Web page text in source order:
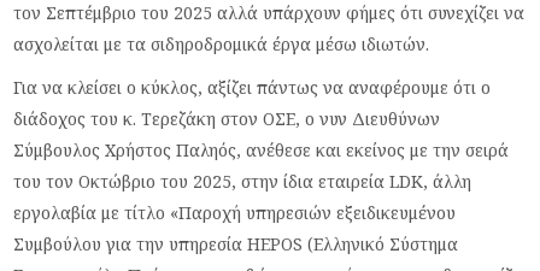
τον Σεπτέμβριο του 2025 αλλά υπάρχουν φήμες ότι συνεχίζει να
ασχολείται με τα σιδηροδρομικά έργα μέσω ιδιωτών.
Για να κλείσει ο κύκλος, αξίζει πάντως να αναφέρουμε ότι ο
διάδοχος του κ. Τερεζάκη στον ΟΣΕ, ο νυν Διευθύνων
Σύμβουλος Χρήστος Παληός, ανέθεσε και εκείνος με την σειρά
του τον Οκτώβριο του 2025, στην ίδια εταιρείαLDK, άλλη
εργολαβία με τίτλο «Παροχή υπηρεσιών εξειδικευμένου
Συμβούλου για την υπηρεσία HEPOS (Ελληνικό Σύστημα